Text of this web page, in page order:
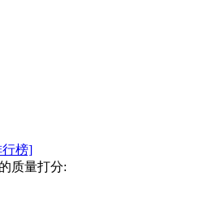
行榜]
质量打分: